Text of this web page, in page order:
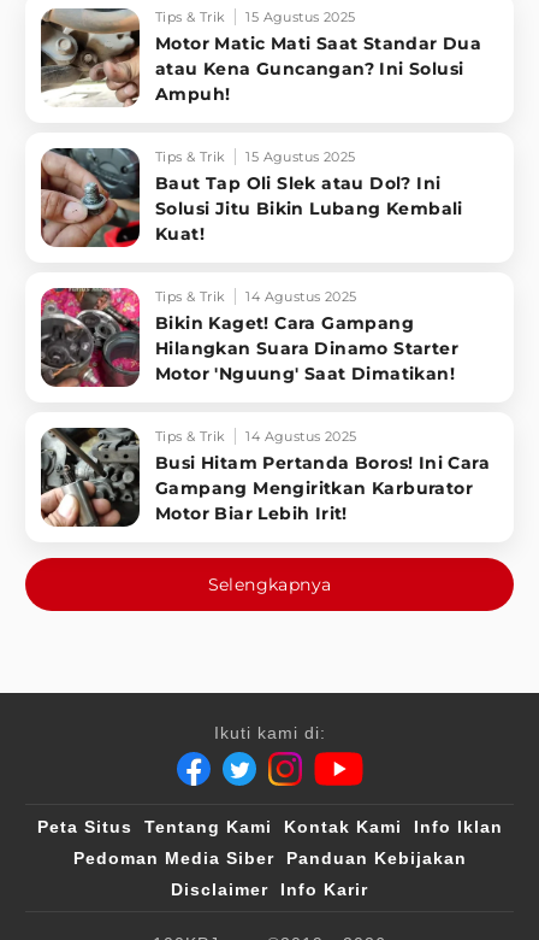
Tips & Trik 15 Agustus 2025
Motor Matic Mati Saat Standar Dua
atau Kena Guncangan? Ini Solusi
Ampuh!
Tips & Trik 15 Agustus 2025
Baut Tap Oli Slek atau Dol? Ini
Solusi Jitu Bikin Lubang Kembali
Kuat!
Tips & Trik 14 Agustus 2025
Bikin Kaget! Cara Gampang
Hilangkan Suara Dinamo Starter
Motor 'Nguung' Saat Dimatikan!
Tips & Trik 14 Agustus 2025
Busi Hitam Pertanda Boros! Ini Cara
Gampang Mengiritkan Karburator
Motor Biar Lebih Irit!
Selengkapnya
Ikuti kami di:
Peta Situs Tentang Kami Kontak Kami
Info Iklan
Pedoman Media Siber
Panduan Kebijakan
Disclaimer
Info Karir